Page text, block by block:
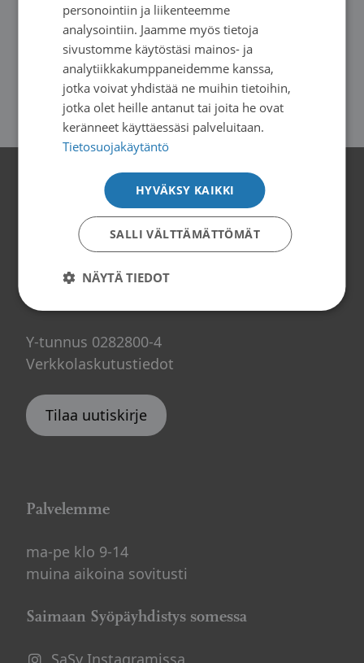
TAPAHTUMAT JA KURSSIT
Vapaaehtoisen peruskoulutus Etelä-
Savossa
Yhteystiedot
Saimaan Syöpäyhdistys
Kauppakatu 40 D, 53100 Lappeenranta
Puh. 05 451 3770
saimaa@sasy.fi
Y-tunnus 0282800-4
Verkkolaskutustiedot
Tilaa uutiskirje
Palvelemme
ma-pe klo 9-14
muina aikoina sovitusti
Saimaan Syöpäyhdistys somessa
SaSy Instagramissa
personointiin ja liikenteemme
analysointiin. Jaamme myös tietoja
sivustomme käytöstäsi mainos- ja
analytiikkakumppaneidemme kanssa,
jotka voivat yhdistää ne muihin tietoihin,
jotka olet heille antanut tai joita he ovat
keränneet käyttäessäsi palveluitaan.
Tietosuojakäytäntö
HYVÄKSY KAIKKI
SALLI VÄLTTÄMÄTTÖMÄT
NÄYTÄ TIEDOT